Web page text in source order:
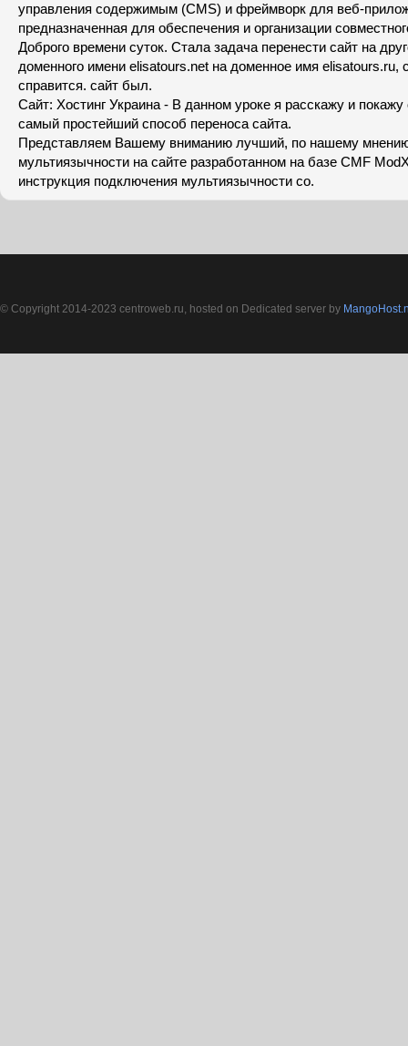
управления содержимым (CMS) и фреймворк для веб-
предназначенная для обеспечения и организации
Доброго времени суток. Стала задача перенести сайт на
доменного имени elisatours.net на доменное имя elisatours.ru,
справится. сайт был.
Сайт: Хостинг Украина - В данном уроке я расскажу и
самый простейший способ переноса сайта.
Представляем Вашему вниманию лучший, по нашему
мультиязычности на сайте разработанном на базе CMF
инструкция подключения мультиязычности со.
© Copyright 2014-2023 centroweb.ru, hosted on Dedicated server by